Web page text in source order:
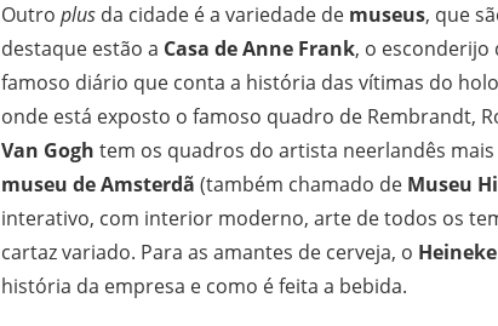
Outro plus da cidade é a variedade de museus, que
destaque estão a Casa de Anne Frank, o
famoso diário que conta a história das vítimas do
onde está exposto o famoso quadro de Rembrandt,
Van Gogh tem os quadros do artista neerlandês
museu de Amsterdã (também chamado de Museu
interativo, com interior moderno, arte de todos os
cartaz variado. Para as amantes de cerveja, o
história da empresa e como é feita a bebida.